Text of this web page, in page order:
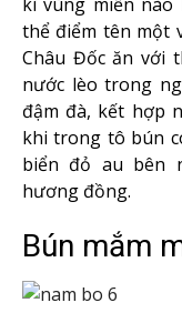
thể điểm tên một
Châu Đốc ăn với
nước lèo trong
đậm đà, kết hợp
khi trong tô bún
biển đỏ au bên
hương đồng.
Bún mắm